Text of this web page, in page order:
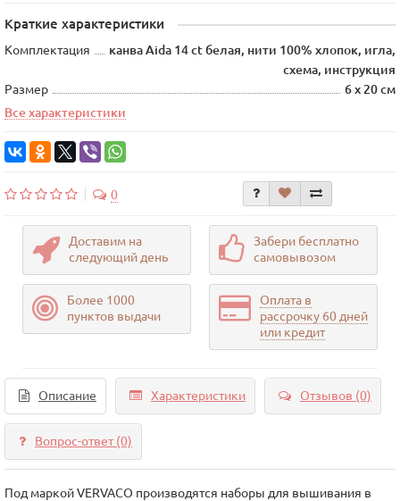
Краткие характеристики
Комплектация
канва Aida 14 ct белая, нити 100% хлопок, игла,
схема, инструкция
Размер
6 х 20 см
Все характеристики
0
Доставим на
следующий день
Забери бесплатно
самовывозом
Более 1000
пунктов выдачи
Оплата в
рассрочку 60 дней
или кредит
Описание Характеристики Отзывов (0)
Вопрос-ответ(0)
Под маркой VERVACO производятся наборы для вышивания в